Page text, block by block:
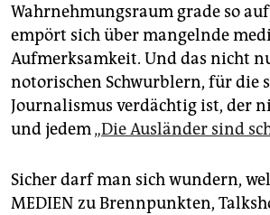
Wahrnehmungsraum grade so
empört sich über mangelnde
Aufmerksamkeit. Und das nicht
notorischen Schwurblern, für die
Journalismus verdächtig ist, der
und jedem„Die Ausländer sind
Sicher darf man sich wundern,
MEDIEN zu Brennpunkten,